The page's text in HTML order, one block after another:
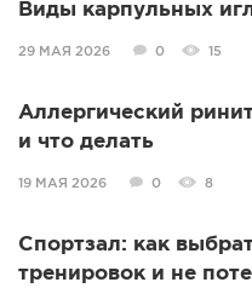
Виды карпульных
29 МАЯ 2026 0 15
Аллергический
и что делать
19 МАЯ 2026 0 8
Спортзал: как
тренировок и не